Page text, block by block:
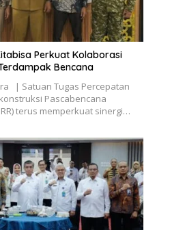
Perkuat Kolaborasi
Bencana
| Satuan Tugas Percepatan
Pascabencana
terus memperkuat sinergi…